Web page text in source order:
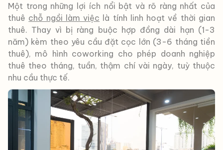
Một trong những lợi ích nổi bật và rõ ràng nhất của
thuê chỗ ngồi làm việc là tính linh hoạt về thời gian
thuê. Thay vì bị ràng buộc hợp đồng dài hạn (1-3
năm) kèm theo yêu cầu đặt cọc lớn (3-6 tháng tiền
thuê), mô hình coworking cho phép doanh nghiệp
thuê theo tháng, tuần, thậm chí vài ngày, tuỳ thuộc
nhu cầu thực tế.